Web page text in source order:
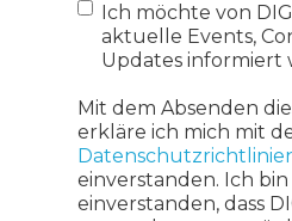
Ich möchte von
aktuelle Events,
Updates informiert
Mit dem Absenden
erkläre ich mich mit
einverstanden. Ich
einverstanden, dass